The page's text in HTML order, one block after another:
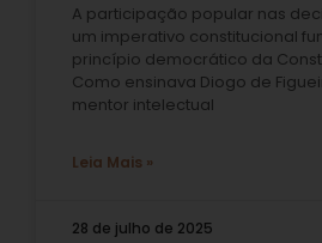
A participação popular nas
um imperativo constitucional
princípio democrático da
Como ensinava Diogo de
mentor intelectual
Leia Mais »
28 de julho de 2025